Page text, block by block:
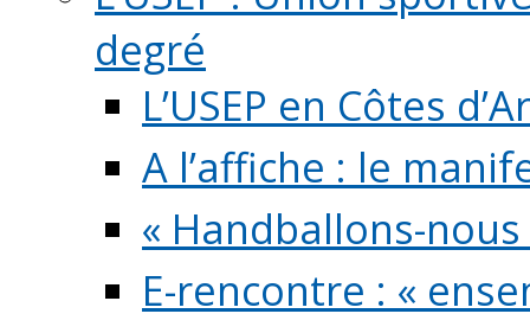
degré
L’USEP en Côtes
A l’affiche : le
« Handballons-
E-rencontre : «